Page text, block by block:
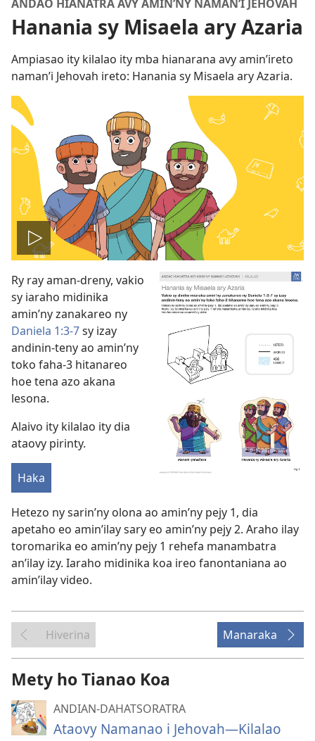
ANDAO HIANATRA AVY AMIN’NY NAMAN’I JEHOVAH
Hanania sy Misaela ary Azaria
Ampiasao ity kilalao ity mba hianarana avy amin’ireto
naman’i Jehovah ireto: Hanania sy Misaela ary Azaria.
Handefa
video
Ry ray aman-dreny, vakio
sy iaraho midinika
amin’ny zanakareo ny
Daniela 1:3-7sy izay
andinin-teny ao amin’ny
toko faha-3 hitanareo
hoe tena azo akana
lesona.
Alaivo ity kilalao ity dia
ataovy pirinty.
Haka
Hetezo ny sarin’ny olona ao amin’ny pejy 1, dia
apetaho eo amin’ilay sary eo amin’ny pejy 2. Araho ilay
toromarika eo amin’ny pejy 1 rehefa manambatra
an’ilay izy. Iaraho midinika koa ireo fanontaniana ao
amin’ilay video.
Hiverina Manaraka
Mety ho Tianao Koa
ANDIAN-DAHATSORATRA
Ataovy Namanao i Jehovah​—Kilalao